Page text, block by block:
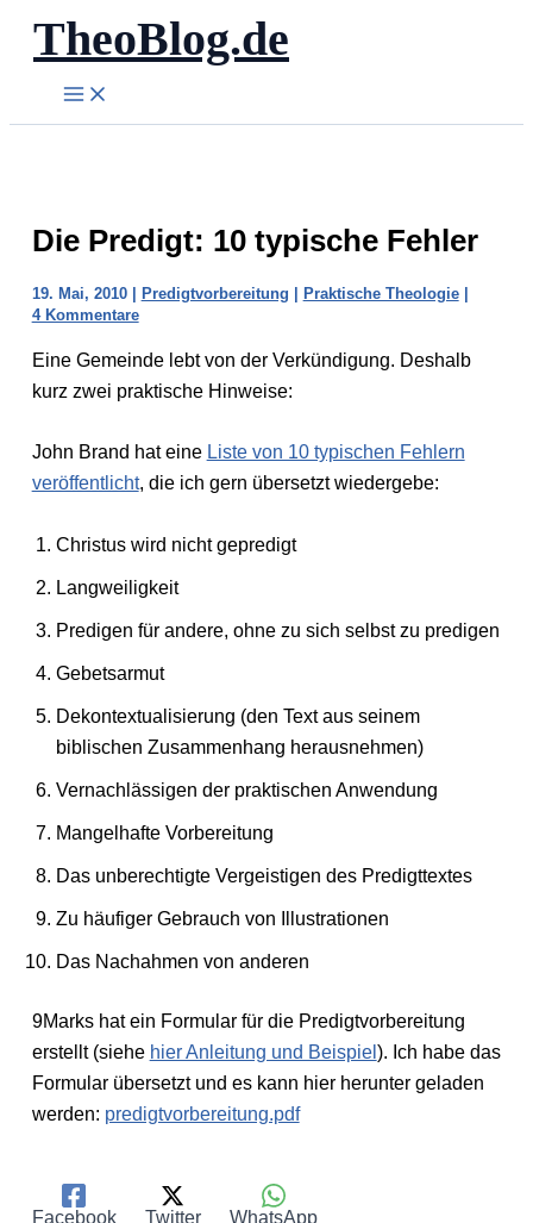
Zum
Inhalt
springen
TheoBlog.de
Die Predigt: 10 typische Fehler
19. Mai, 2010 | Predigtvorbereitung | Praktische Theologie|
4 Kommentare
Eine Gemeinde lebt von der Verkündigung. Deshalb
kurz zwei praktische Hinweise:
John Brand hat eine Liste von 10 typischen Fehlern
veröffentlicht, die ich gern übersetzt wiedergebe:
Christus wird nicht gepredigt
Langweiligkeit
Predigen für andere, ohne zu sich selbst zu predigen
Gebetsarmut
Dekontextualisierung (den Text aus seinem
biblischen Zusammenhang herausnehmen)
Vernachlässigen der praktischen Anwendung
Mangelhafte Vorbereitung
Das unberechtigte Vergeistigen des Predigttextes
Zu häufiger Gebrauch von Illustrationen
Das Nachahmen von anderen
9Marks hat ein Formular für die Predigtvorbereitung
erstellt (siehe hier Anleitung und Beispiel ). Ich habe das
Formular übersetzt und es kann hier herunter geladen
werden: predigtvorbereitung.pdf
Facebook Twitter WhatsApp